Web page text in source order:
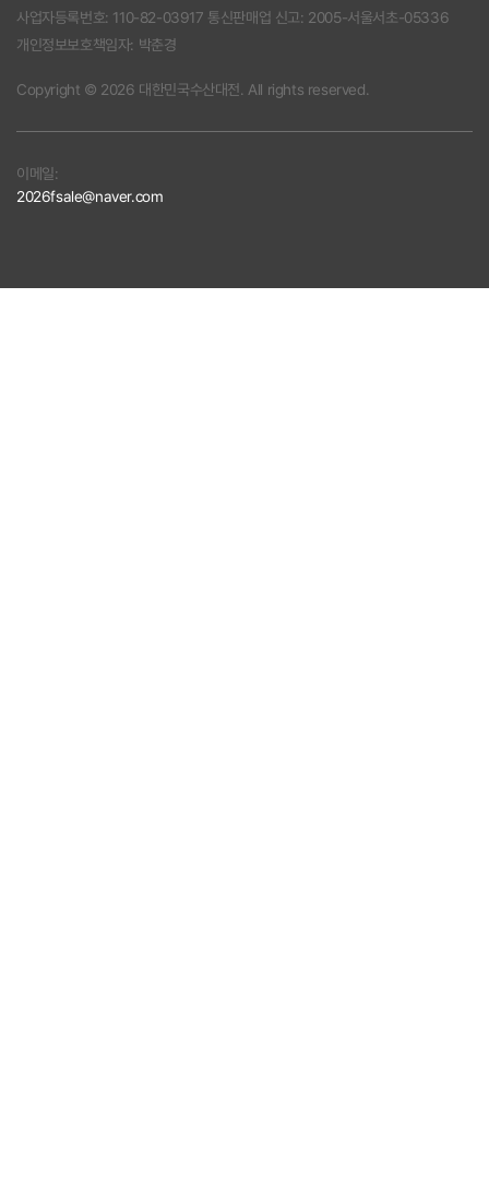
사업자등록번호: 110-82-03917 통신판매업 신고: 2005-서울서초-05336
개인정보보호책임자: 박춘경
Copyright © 2026 대한민국수산대전. All rights reserved.
이메일:
2026fsale@naver.com